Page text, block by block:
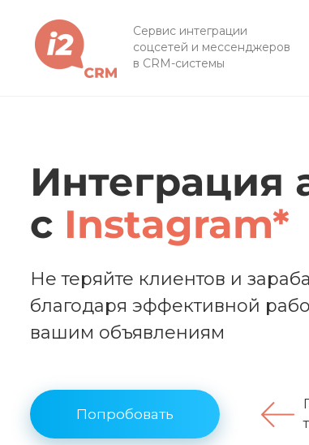
Сервис интеграции
соцсетей и мессенджеров
в CRM-системы
Интеграция
c Instagram*
Не теряйте клиентов и
благодаря эффективной
вашим объявлениям
Попробовать